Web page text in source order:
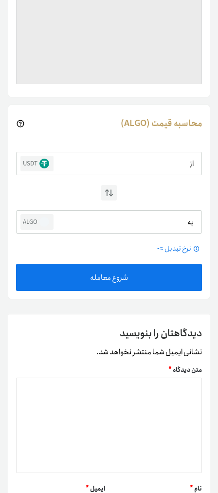
محاسبه قیمت (ALGO)
از USDT
به ALGO
نرخ تبدیل ≈-
شروع معامله
دیدگاهتان را بنویسید
نشانی ایمیل شما منتشر نخواهد شد.
متن دیدگاه*
نام* ایمیل*